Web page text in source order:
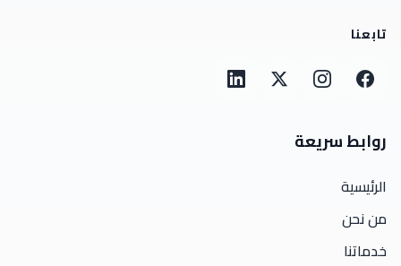
تابعنا
روابط سريعة
الرئيسية
من نحن
خدماتنا